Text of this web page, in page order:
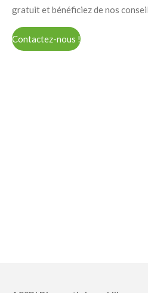
gratuit et bénéficiez de nos
Contactez-nous !